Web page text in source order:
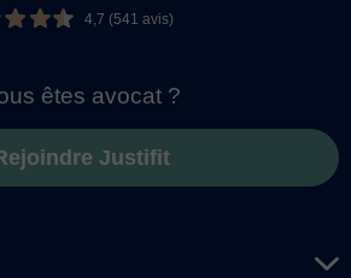
4,7 (541 avis)
êtes avocat ?
Justifit